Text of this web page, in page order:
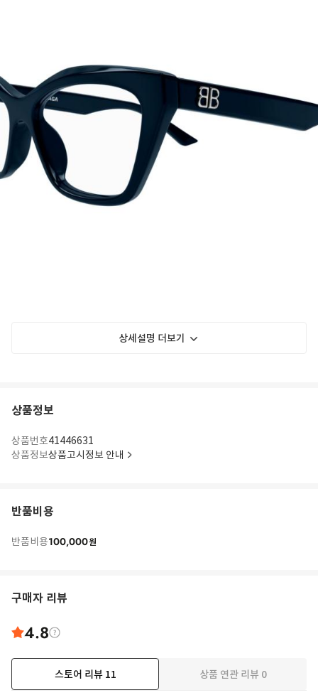
상세설명 더보기
상품정보
상품번호41446631
상품정보상품고시정보 안내
반품비용
반품비용100,000원
구매자 리뷰
4.8
스토어 리뷰 11 상품 연관 리뷰 0